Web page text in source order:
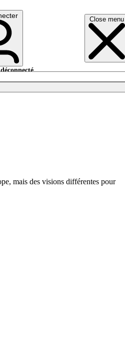
Close menu
mais des visions différentes pour